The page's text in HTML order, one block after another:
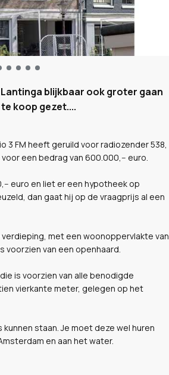
blijkbaar ook groter gaan
koop gezet....
3 FM heeft geruild voor radiozender 538,
een bedrag van 600.000,-- euro.
euro en liet er een hypotheek op
dan gaat hij op de vraagprijs al een
met een woonoppervlakte van
voorzien van een openhaard.
is voorzien van alle benodigde
vierkante meter, gelegen op het
staan. Je moet deze wel huren
en aan het water.